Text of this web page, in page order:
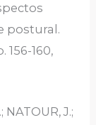
postural.
156-160,
NATOUR, J.;